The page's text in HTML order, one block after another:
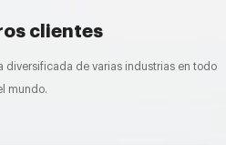
clientes
diversificada de varias industrias en todo
mundo.